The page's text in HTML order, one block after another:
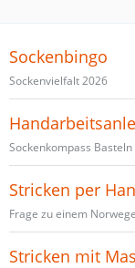
Sockenbingo
Sockenvielfalt 2026
Sockenkompass Basteln
Stricken per
Frage zu einem
Stricken mit